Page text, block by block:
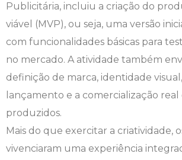
Publicitária, incluiu a criação do
viável (MVP), ou seja, uma versão
com funcionalidades básicas para
no mercado. A atividade também
definição de marca, identidade
lançamento e a comercialização real
produzidos.
Mais do que exercitar a criatividade,
vivenciaram uma experiência
Engenharia de Software
Engenharia Mecânica
Farmácia
Ensalamento
Manual do Acadêmico
Manual de Formatura
Editais
Infocampo
Intercampo